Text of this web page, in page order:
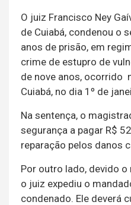
O juiz Francisco Ney
de Cuiabá, condenou o
anos de prisão, em
crime de estupro de
de nove anos, ocorrido
Cuiabá, no dia 1º de
Na sentença, o
segurança a pagar R$
reparação pelos danos
Por outro lado, devido
o juiz expediu o
condenado. Ele deverá